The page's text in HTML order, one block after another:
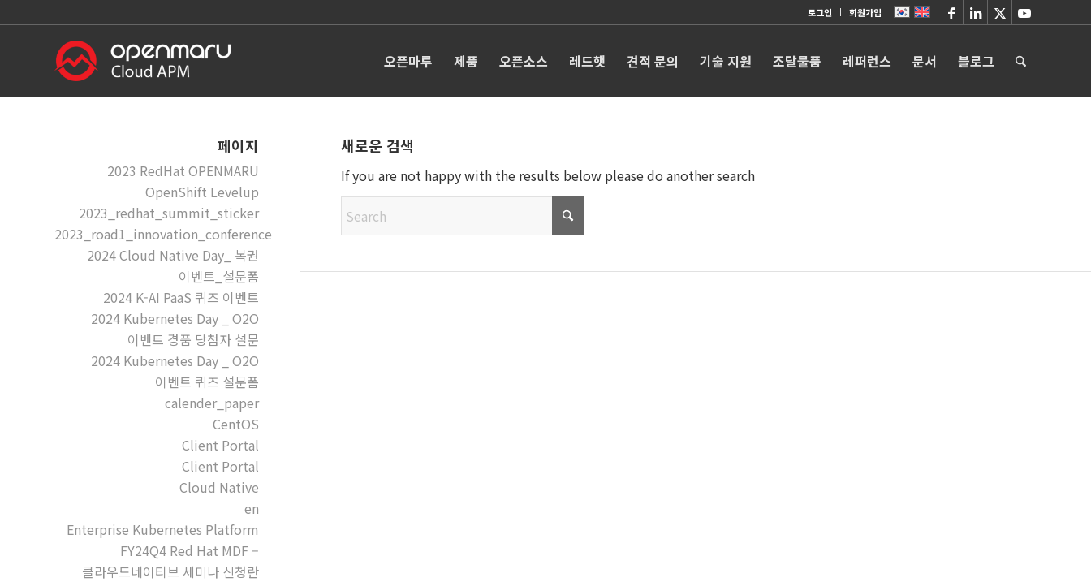
로그인 회원가입
오픈마루 제품 오픈소스 레드햇 견적 문의 기술 지원 조달물품 레퍼런스 문서 블로그
새로운 검색
If you are not happy with the results below please do another search
페이지
2023 RedHat OPENMARU
OpenShift Levelup
2023_redhat_summit_sticker
2023_road1_innovation_conference
2024 Cloud Native Day_ 복권
이벤트_설문폼
2024 K-AI PaaS 퀴즈 이벤트
2024 Kubernetes Day _ O2O
이벤트 경품 당첨자 설문
2024 Kubernetes Day _ O2O
이벤트 퀴즈 설문폼
calender_paper
CentOS
Client Portal
Client Portal
Cloud Native
en
Enterprise Kubernetes Platform
FY24Q4 Red Hat MDF –
클라우드네이티브 세미나 신청란